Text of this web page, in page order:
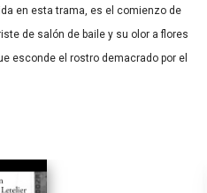
en esta trama, es el comienzo de
de salón de baile y su olor a flores
esconde el rostro demacrado por el